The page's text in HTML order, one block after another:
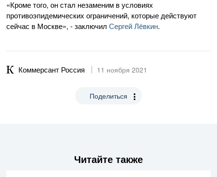
«Кроме того, он стал незаменим в условиях
противоэпидемических ограничений, которые действуют
сейчас в Москве», - заключил Сергей Лёвкин.
Коммерсант Россия 11 ноября 2021
Поделиться
Читайте также